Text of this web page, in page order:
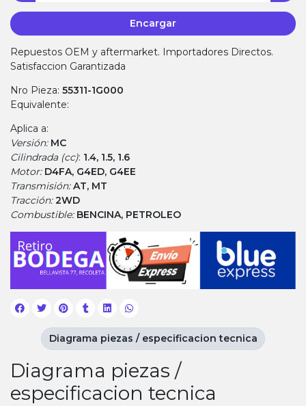
Encargar
Repuestos OEM y aftermarket. Importadores Directos.
Satisfaccion Garantizada
Nro Pieza: 55311-1G000
Equivalente:
Aplica a:
Versión: MC
Cilindrada (cc): 1.4, 1.5, 1.6
Motor: D4FA, G4ED, G4EE
Transmisión:AT, MT
Tracción:2WD
Combustible: BENCINA, PETROLEO
Diagrama piezas /
especificacion tecnica
Diagrama piezas / especificacion tecnica